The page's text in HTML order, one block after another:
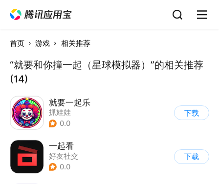
首页 游戏 相关推荐
“就要和你撞一起（星球模拟器）”的相关推荐
(14)
就要一起乐
抓娃娃
0.0
下载
一起看
好友社交
0.0
下载